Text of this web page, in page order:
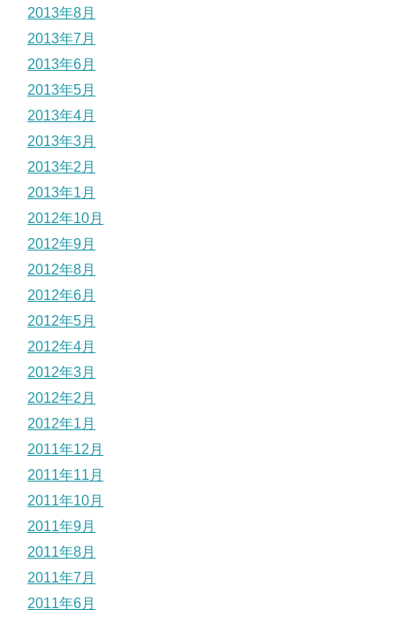
2013年8月
2013年7月
2013年6月
2013年5月
2013年4月
2013年3月
2013年2月
2013年1月
2012年10月
2012年9月
2012年8月
2012年6月
2012年5月
2012年4月
2012年3月
2012年2月
2012年1月
2011年12月
2011年11月
2011年10月
2011年9月
2011年8月
2011年7月
2011年6月